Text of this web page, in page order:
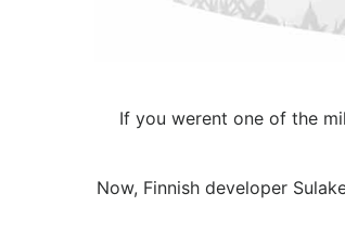
If you werent one of the
Now, Finnish developer